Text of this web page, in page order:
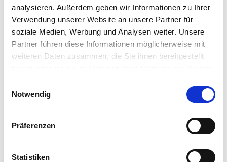
analysieren. Außerdem geben wir Informationen zu Ihrer
Verwendung unserer Website an unsere Partner für
soziale Medien, Werbung und Analysen weiter. Unsere
Partner führen diese Informationen möglicherweise mit
weiteren Daten zusammen, die Sie ihnen bereitgestellt
Notwendig
Präferenzen
Statistiken